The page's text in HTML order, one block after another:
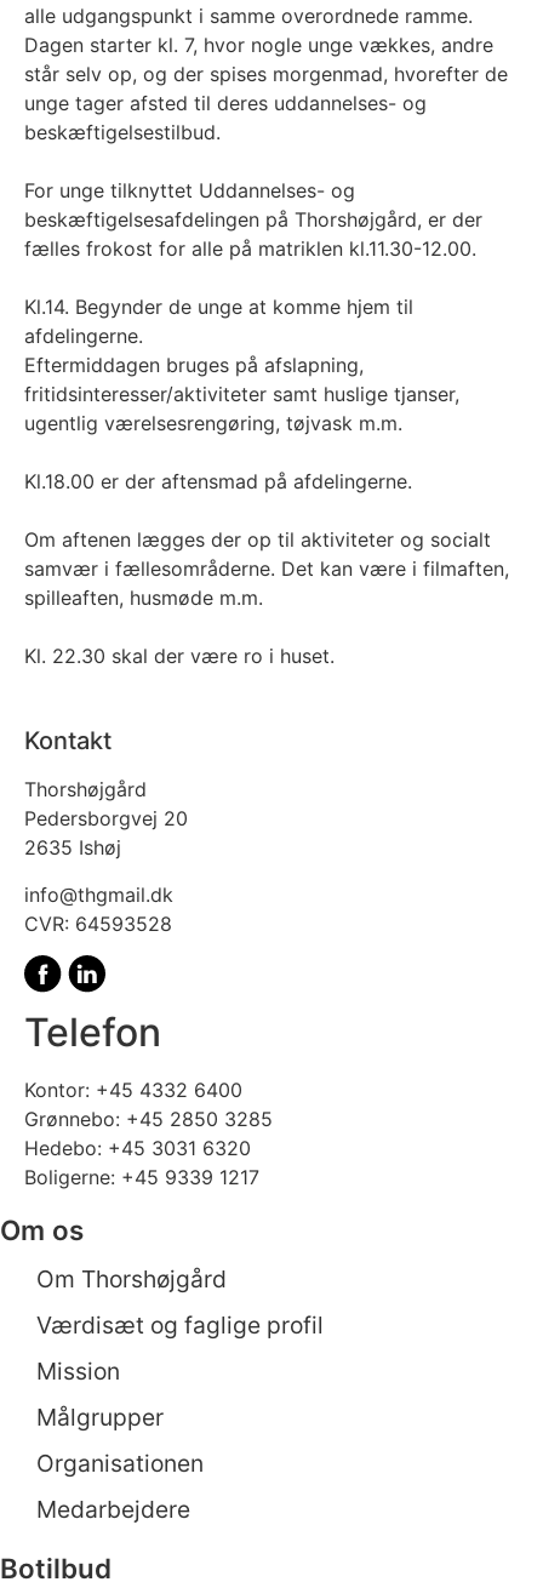
alle udgangspunkt i samme overordnede ramme.
Dagen starter kl. 7, hvor nogle unge vækkes, andre
står selv op, og der spises morgenmad, hvorefter de
unge tager afsted til deres uddannelses- og
beskæftigelsestilbud.
For unge tilknyttet Uddannelses- og
beskæftigelsesafdelingen på Thorshøjgård, er der
fælles frokost for alle på matriklen kl.11.30-12.00.
Kl.14. Begynder de unge at komme hjem til
afdelingerne.
Eftermiddagen bruges på afslapning,
fritidsinteresser/aktiviteter samt huslige tjanser,
ugentlig værelsesrengøring, tøjvask m.m.
Kl.18.00 er der aftensmad på afdelingerne.
Om aftenen lægges der op til aktiviteter og socialt
samvær i fællesområderne. Det kan være i filmaften,
spilleaften, husmøde m.m.
Kl. 22.30 skal der være ro i huset.
Kontakt
Thorshøjgård
Pedersborgvej 20
2635 Ishøj
info@thgmail.dk
CVR: 64593528
Telefon
Kontor: +45 4332 6400
Grønnebo: +45 2850 3285
Hedebo: +45 3031 6320
Boligerne: +45 9339 1217
Om os
Om Thorshøjgård
Værdisæt og faglige profil
Mission
Målgrupper
Organisationen
Medarbejdere
Botilbud